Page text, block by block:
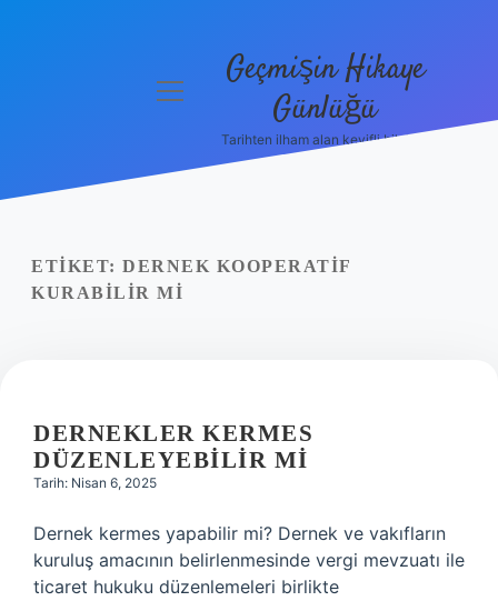
Yasal Uyarı
menüyü
Geçmişin Hikaye
Günlüğü
Tarihten ilham alan keyifli bilgiler!
ETIKET: DERNEK KOOPERATIF
KURABILIR MI
DERNEKLER KERMES
DÜZENLEYEBILIR MI
Tarih: Nisan 6, 2025
Dernek kermes yapabilir mi? Dernek ve vakıfların
kuruluş amacının belirlenmesinde vergi mevzuatı ile
ticaret hukuku düzenlemeleri birlikte